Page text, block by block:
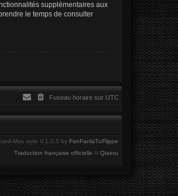
supplémentaires aux
le temps de consulter
Fuseau horaire sur UTC
Max style V.1.0.5 by FanFanlaTuFlippe
Traduction française officielle © Qiaeru